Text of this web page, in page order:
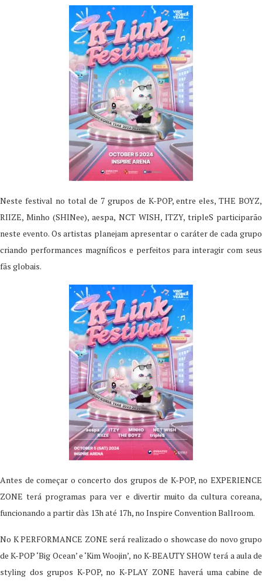
Neste festival no total de 7 grupos de K-POP, entre eles, THE BOYZ,
RIIZE, Minho (SHINee), aespa, NCT WISH, ITZY, tripleS participarão
neste evento. Os artistas planejam apresentar o caráter de cada grupo
criando performances magníficos e perfeitos para interagir com seus
fãs globais.
Antes de começar o concerto dos grupos de K-POP, no EXPERIENCE
ZONE terá programas para ver e divertir muito da cultura coreana,
funcionando a partir dàs 13h até 17h, no Inspire Convention Ballroom.
No K PERFORMANCE ZONE será realizado o showcase do novo grupo
de K-POP ‘Big Ocean’ e ‘Kim Woojin’, no K-BEAUTY SHOW terá a aula de
styling dos grupos K-POP, no K-PLAY ZONE haverá uma cabine de